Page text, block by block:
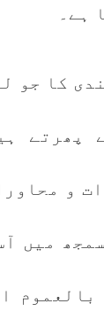
ہے۔
کا جو
پھرتے
و
میں